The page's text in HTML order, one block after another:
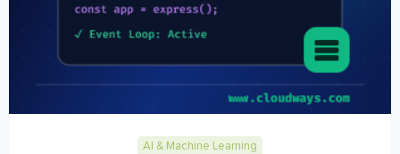
AI & Machine Learning